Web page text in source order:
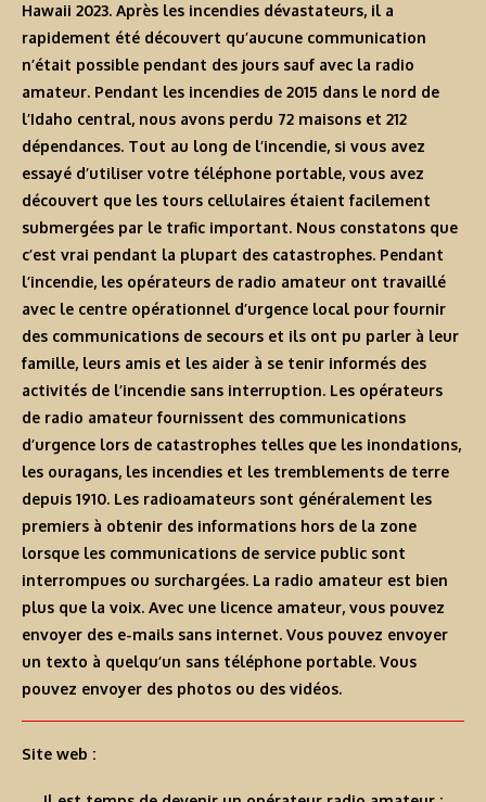
Hawaii 2023. Après les incendies dévastateurs, il a
rapidement été découvert qu’aucune communication
n’était possible pendant des jours sauf avec la radio
amateur. Pendant les incendies de 2015 dans le nord de
l’Idaho central, nous avons perdu 72 maisons et 212
dépendances. Tout au long de l’incendie, si vous avez
essayé d’utiliser votre téléphone portable, vous avez
découvert que les tours cellulaires étaient facilement
submergées par le trafic important. Nous constatons que
c’est vrai pendant la plupart des catastrophes. Pendant
l’incendie, les opérateurs de radio amateur ont travaillé
avec le centre opérationnel d’urgence local pour fournir
des communications de secours et ils ont pu parler à leur
famille, leurs amis et les aider à se tenir informés des
activités de l’incendie sans interruption. Les opérateurs
de radio amateur fournissent des communications
d’urgence lors de catastrophes telles que les inondations,
les ouragans, les incendies et les tremblements de terre
depuis 1910. Les radioamateurs sont généralement les
premiers à obtenir des informations hors de la zone
lorsque les communications de service public sont
interrompues ou surchargées. La radio amateur est bien
plus que la voix. Avec une licence amateur, vous pouvez
envoyer des e-mails sans internet. Vous pouvez envoyer
un texto à quelqu’un sans téléphone portable. Vous
pouvez envoyer des photos ou des vidéos.
Site web :